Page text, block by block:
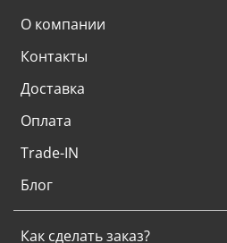
О компании
Контакты
Доставка
Оплата
Trade-IN
Блог
Как сделать заказ?